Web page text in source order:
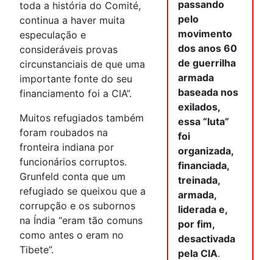
passando
pelo
movimento
dos anos 60
de guerrilha
armada
baseada nos
exilados,
essa “luta”
foi
organizada,
financiada,
treinada,
armada,
liderada e,
por fim,
desactivada
pela CIA.
toda a história do Comité,
continua a haver muita
especulação e
consideráveis provas
circunstanciais de que uma
importante fonte do seu
financiamento foi a CIA”.
Muitos refugiados também
foram roubados na
fronteira indiana por
funcionários corruptos.
Grunfeld conta que um
refugiado se queixou que a
corrupção e os subornos
na Índia “eram tão comuns
como antes o eram no
Tibete”.